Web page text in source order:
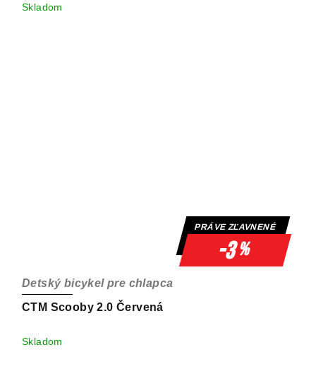
Skladom
PRÁVE ZĽAVNENÉ
-3%
CTM Scooby 2.0 Červená
Detský bicykel pre chlapca
Skladom